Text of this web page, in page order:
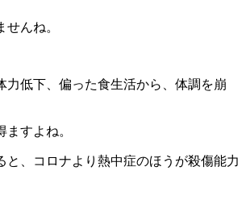
んね。
力低下、偏った食生活から、体調を崩
すよね。
と、コロナより熱中症のほうが殺傷能力